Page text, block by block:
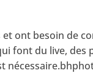
ont besoin de
font du live, des